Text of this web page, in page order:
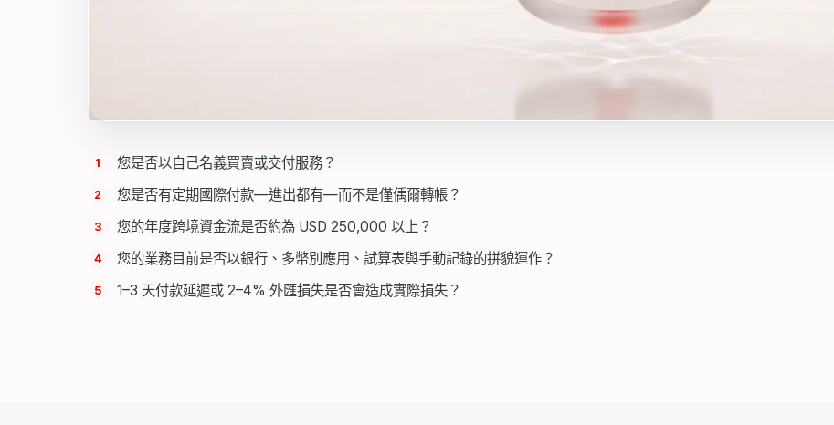
您是否以自己名義買賣或交付服務？
您是否有定期國際付款—進出都有—而不是僅偊爾轉帳？
您的年度跨境資金流是否約為 USD 250,000 以上？
您的業務目前是否以銀行、多幣別應用、試算表與手動記錄的拼貌運作？
1–3 天付款延遲或 2–4% 外匯損失是否會造成實際損失？